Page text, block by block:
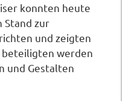
konnten heute
Stand zur
und zeigten
beteiligten werden
und Gestalten